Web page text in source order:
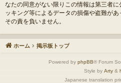
なたの同意がない限りこの情報は第三者
ッキング等によるデータの損傷や盗難があ
その責を負いません。
ホーム 掲示板トップ
Powered by phpBB® Forum
Style by Arty &
Japanese translation